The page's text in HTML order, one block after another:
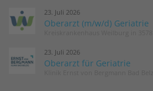
23. Juli 2026
Oberarzt (m/w/d) Geriatrie
23. Juli 2026
Oberarzt für Geriatrie